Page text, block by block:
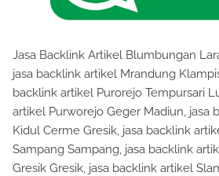
Jasa Backlink Artikel Blumbungan
jasa backlink artikel Mrandung
backlink artikel Purorejo Tempursari
artikel Purworejo Geger Madiun, jasa
Kidul Cerme Gresik, jasa backlink
Sampang Sampang, jasa backlink
Gresik Gresik, jasa backlink artikel